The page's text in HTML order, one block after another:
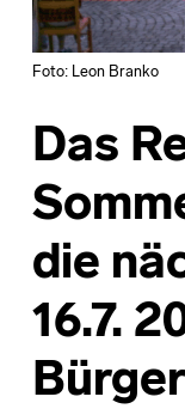
Foto: Leon Branko
Das
die
16.7.